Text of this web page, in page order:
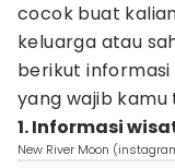
cocok buat
keluarga atau
berikut
yang wajib kamu
1. Informasi
New River Moon